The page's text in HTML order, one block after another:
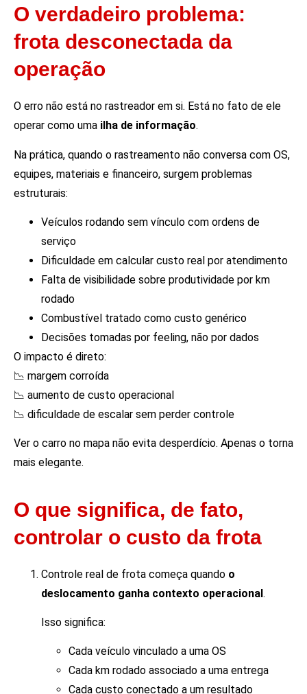
O verdadeiro problema:
frota desconectada da
operação
O erro não está no rastreador em si. Está no fato de ele
operar como uma ilha de informação.
Na prática, quando o rastreamento não conversa com OS,
equipes, materiais e financeiro, surgem problemas
estruturais:
Veículos rodando sem vínculo com ordens de
serviço
Dificuldade em calcular custo real por atendimento
Falta de visibilidade sobre produtividade por km
rodado
Combustível tratado como custo genérico
Decisões tomadas por feeling, não por dados
O impacto é direto:
📉 margem corroída
📉 aumento de custo operacional
📉 dificuldade de escalar sem perder controle
Ver o carro no mapa não evita desperdício. Apenas o torna
mais elegante.
O que significa, de fato,
controlar o custo da frota
Controle real de frota começa quando o
deslocamento ganha contexto operacional.
Isso significa:
Cada veículo vinculado a uma OS
Cada km rodado associado a uma entrega
Cada custo conectado a um resultado